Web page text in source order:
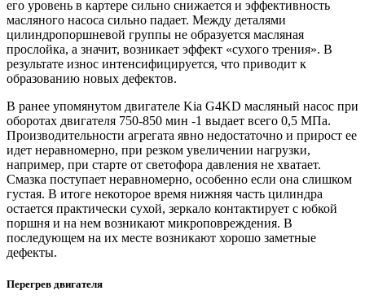
его уровень в картере сильно снижается и эффективность
масляного насоса сильно падает. Между деталями
цилиндропоршневой группы не образуется масляная
прослойка, а значит, возникает эффект «сухого трения». В
результате износ интенсифицируется, что приводит к
образованию новых дефектов.
В ранее упомянутом двигателе Kia G4KD масляный насос при
оборотах двигателя 750-850 мин -1 выдает всего 0,5 МПа.
Производительности агрегата явно недостаточно и прирост ее
идет неравномерно, при резком увеличении нагрузки,
например, при старте от светофора давления не хватает.
Смазка поступает неравномерно, особенно если она слишком
густая. В итоге некоторое время нижняя часть цилиндра
остается практически сухой, зеркало контактирует с юбкой
поршня и на нем возникают микроповреждения. В
последующем на их месте возникают хорошо заметные
дефекты.
Перегрев двигателя